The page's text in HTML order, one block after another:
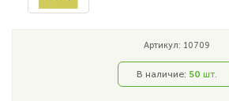
Артикул: 10709
В наличие: 50 шт.